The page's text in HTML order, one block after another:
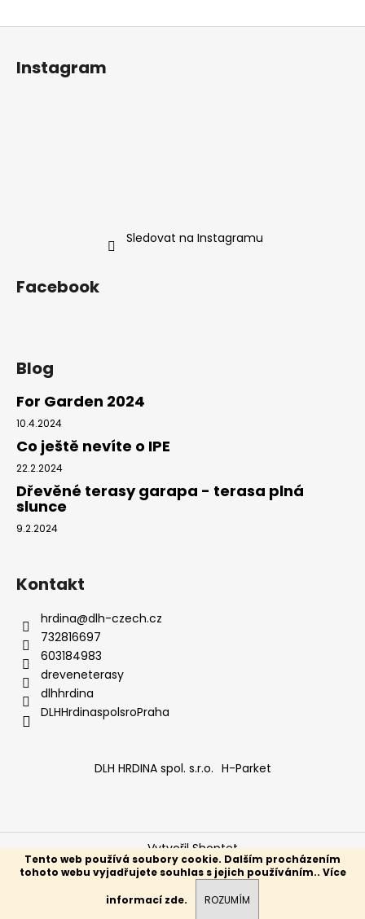
Tento web používá soubory cookie. Dalším procházením
tohoto webu vyjadřujete souhlas s jejich používáním.. Více
informací zde. ROZUMÍM
Stánky se připravují
Z
Instagram
Sledovat na Instagramu
Facebook
Blog
For Garden 2024
10.4.2024
Co ještě nevíte o IPE
22.2.2024
Dřevěné terasy garapa - terasa plná
slunce
9.2.2024
Kontakt
hrdina@dlh-czech.cz
732816697
603184983
dreveneterasy
dlhhrdina
DLHHrdinaspolsroPraha
DLH HRDINA spol. s.r.o. H-Parket
Vytvořil Shoptet
Copyright 2026Dřevěné Terasy. Všechna práva